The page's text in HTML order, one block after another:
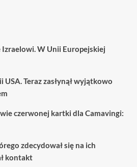
W Unii Europejskiej
Teraz zasłynął wyjątkowo
czerwonej kartki dla Camavingi:
zdecydował się na ich
kontakt